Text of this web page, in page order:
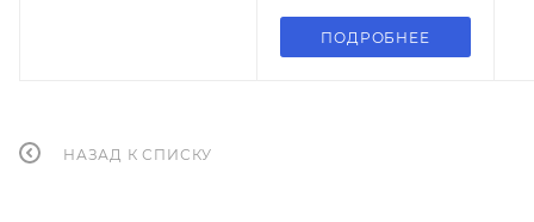
ПОДРОБНЕЕ
НАЗАД К СПИСКУ